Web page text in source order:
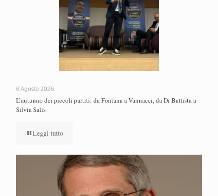
6 Agosto 2026
L’autunno dei piccoli partiti: da Fontana a Vannacci, da Di Battista a
Silvia Salis
Leggi tutto